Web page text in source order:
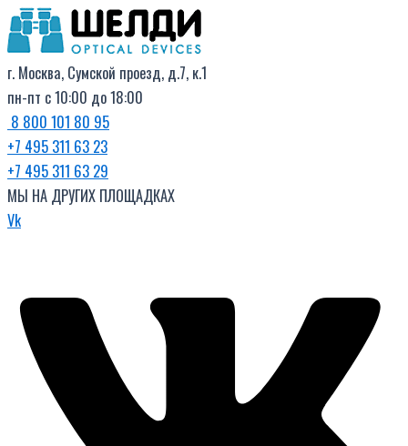
Перейти
к
содержимому
г. Москва, Сумской проезд, д.7, к.1
пн-пт с 10:00 до 18:00
8 800 101 80 95
+7 495 311 63 23
+7 495 311 63 29
МЫ НА ДРУГИХ ПЛОЩАДКАХ
Vk
Поиск
товаров